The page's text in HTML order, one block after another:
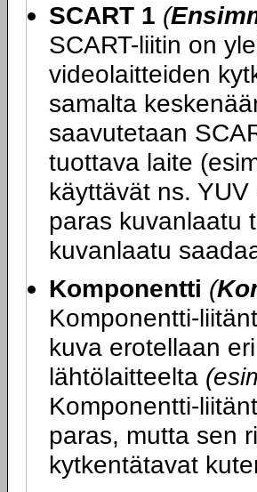
SCART 1 (
SCART-liitin on
videolaitteiden
samalta
saavutetaan
tuottava laite
käyttävät ns.
paras kuvanlaatu
kuvanlaatu
Komponentti (
Komponentti-
kuva erotellaan
lähtölaitteelta
Komponentti-
paras, mutta sen
kytkentätavat